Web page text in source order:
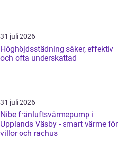
31 juli 2026
Höghöjdsstädning säker, effektiv
och ofta underskattad
31 juli 2026
Nibe frånluftsvärmepump i
Upplands Väsby - smart värme för
villor och radhus